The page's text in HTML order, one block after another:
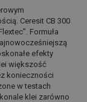
Ceresit CB 300
Formuła
efekty
większość
konieczności
w testach
klei zarówno